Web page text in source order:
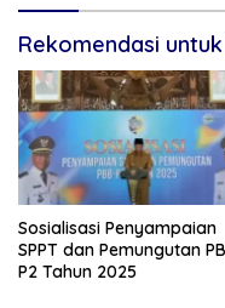
Rekomendasi
Sosialisasi Penyampaian
SPPT dan Pemungutan
P2 Tahun 2025